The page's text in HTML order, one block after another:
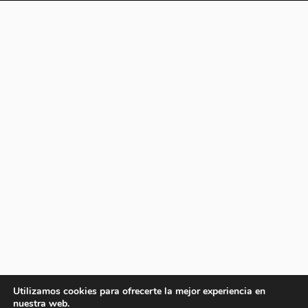
Utilizamos cookies para ofrecerte la mejor experiencia en
nuestra web.